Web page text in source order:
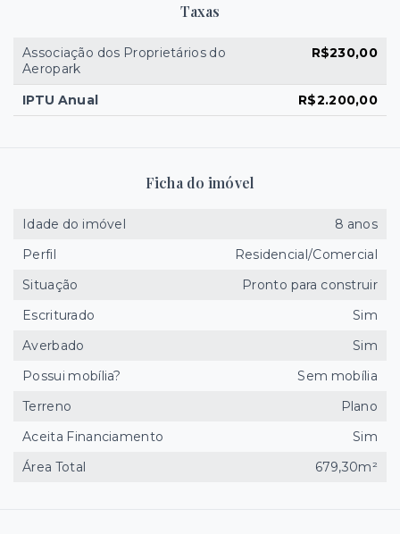
Taxas
Associação dos Proprietários do
Aeropark
R$230,00
IPTU Anual R$2.200,00
Ficha do imóvel
Idade do imóvel
8 anos
Perfil
Residencial/Comercial
Situação
Pronto para construir
Escriturado
Sim
Averbado
Sim
Possui mobília?
Sem mobília
Terreno
Plano
Aceita Financiamento
Sim
Área Total
679,30m²